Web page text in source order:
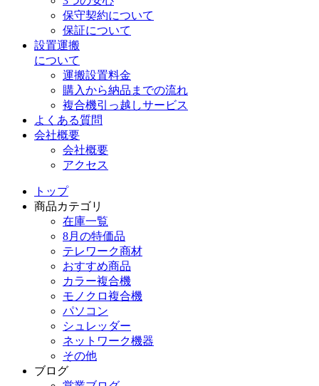
保守契約について
保証について
設置運搬
について
運搬設置料金
購入から納品までの流れ
複合機引っ越しサービス
よくある質問
会社概要
会社概要
アクセス
トップ
商品カテゴリ
在庫一覧
8月の特価品
テレワーク商材
おすすめ商品
カラー複合機
モノクロ複合機
パソコン
シュレッダー
ネットワーク機器
その他
ブログ